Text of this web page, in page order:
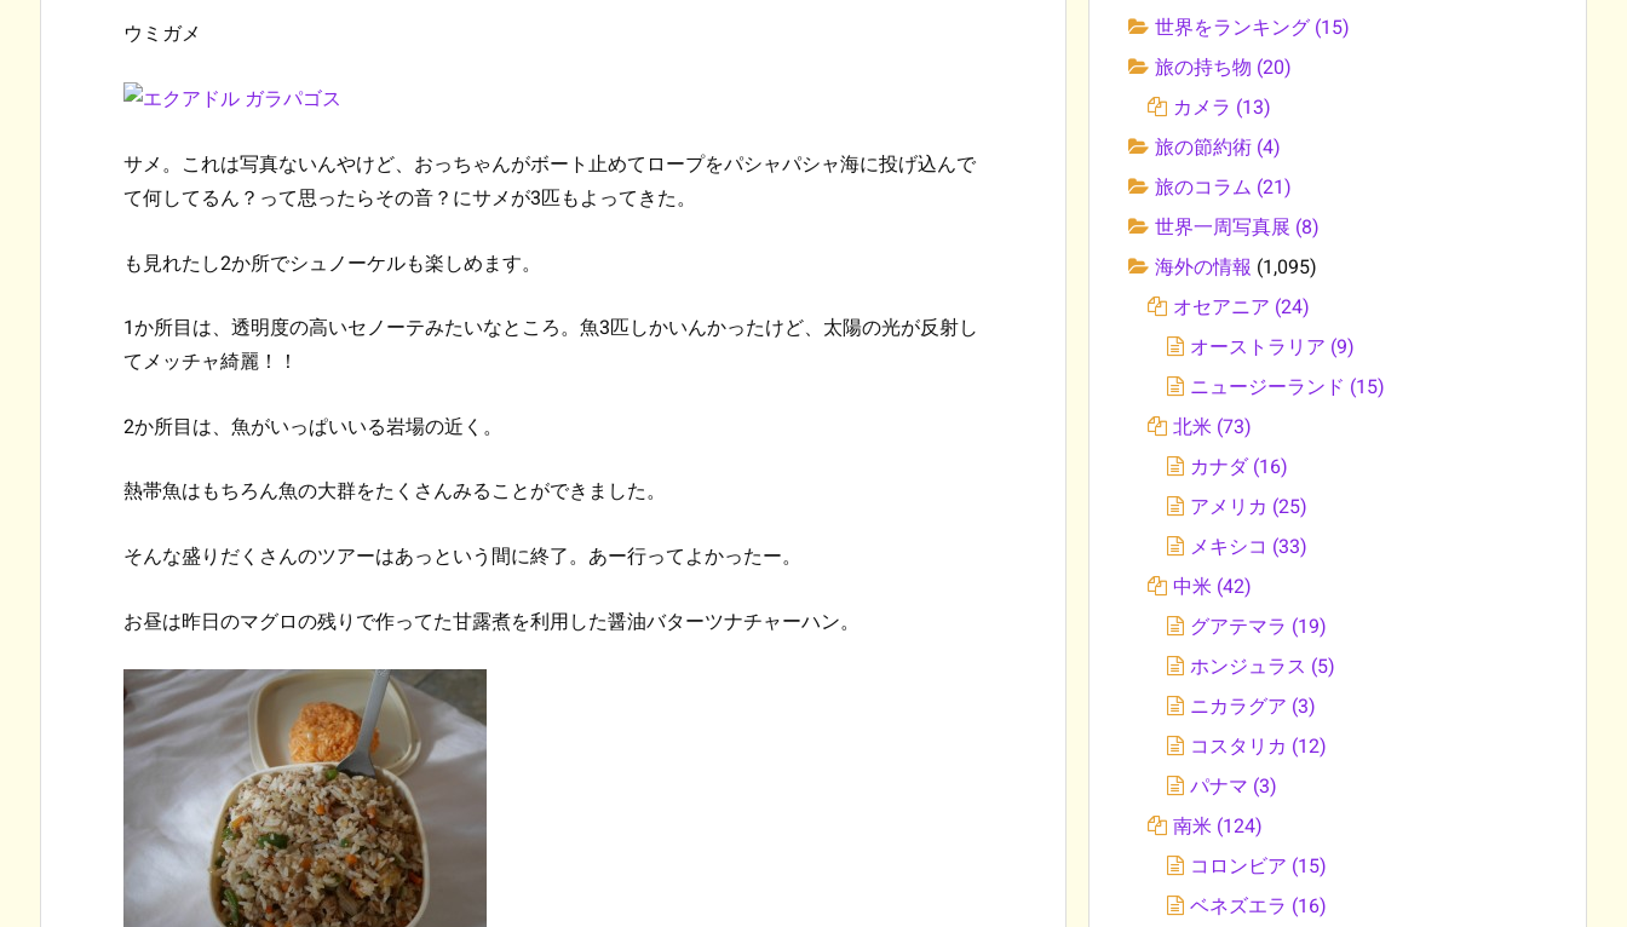
ウミガメ
サメ。これは写真ないんやけど、おっちゃんがボート止めてロープをパシャパシャ海に投げ込んで
て何してるん？って思ったらその音？にサメが3匹もよってきた。
も見れたし2か所でシュノーケルも楽しめます。
1か所目は、透明度の高いセノーテみたいなところ。魚3匹しかいんかったけど、太陽の光が反射し
てメッチャ綺麗！！
2か所目は、魚がいっぱいいる岩場の近く。
熱帯魚はもちろん魚の大群をたくさんみることができました。
そんな盛りだくさんのツアーはあっという間に終了。あー行ってよかったー。
お昼は昨日のマグロの残りで作ってた甘露煮を利用した醤油バターツナチャーハン。
世界をランキング (15)
旅の持ち物 (20)
カメラ (13)
旅の節約術 (4)
旅のコラム (21)
世界一周写真展 (8)
海外の情報 (1,095)
オセアニア (24)
オーストラリア (9)
ニュージーランド (15)
北米 (73)
カナダ (16)
アメリカ (25)
メキシコ (33)
中米 (42)
グアテマラ (19)
ホンジュラス (5)
ニカラグア (3)
コスタリカ (12)
パナマ (3)
南米 (124)
コロンビア (15)
ベネズエラ (16)